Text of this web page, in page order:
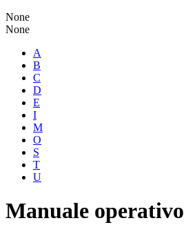
None
None
A
B
C
D
E
I
M
O
S
T
U
Manuale